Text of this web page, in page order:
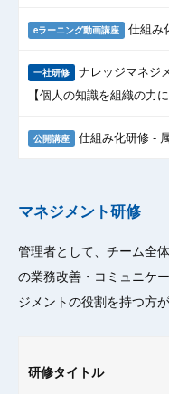
eラーニング動画講座 仕組み
一社研修 ナレッジマネジ
【個人の知識を組織の力に
公開講座 仕組み化研修 -
マネジメント研修
管理者として、チーム全
の業務改善・コミュニケ
ジメントの役割を持つ方が
研修タイトル